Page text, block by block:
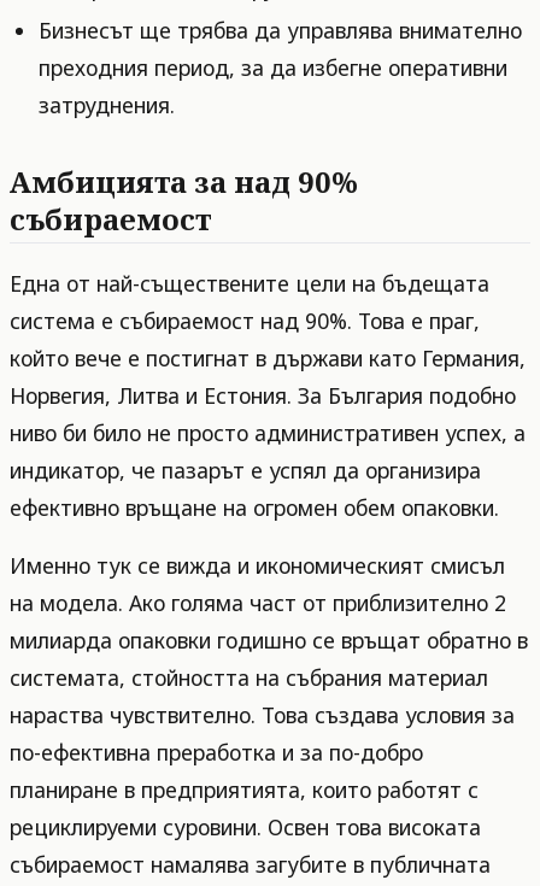
Бизнесът ще трябва да управлява внимателно
преходния период, за да избегне оперативни
затруднения.
Амбицията за над 90%
събираемост
Една от най-съществените цели на бъдещата
система е събираемост над 90%. Това е праг,
който вече е постигнат в държави като Германия,
Норвегия, Литва и Естония. За България подобно
ниво би било не просто административен успех, а
индикатор, че пазарът е успял да организира
ефективно връщане на огромен обем опаковки.
Именно тук се вижда и икономическият смисъл
на модела. Ако голяма част от приблизително 2
милиарда опаковки годишно се връщат обратно в
системата, стойността на събрания материал
нараства чувствително. Това създава условия за
по-ефективна преработка и за по-добро
планиране в предприятията, които работят с
рециклируеми суровини. Освен това високата
събираемост намалява загубите в публичната